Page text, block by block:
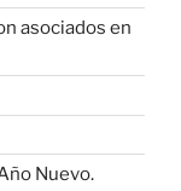
asociados en
Nuevo.